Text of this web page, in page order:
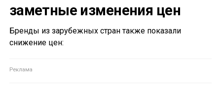
заметные изменения цен
Бренды из зарубежных стран также показали
снижение цен: